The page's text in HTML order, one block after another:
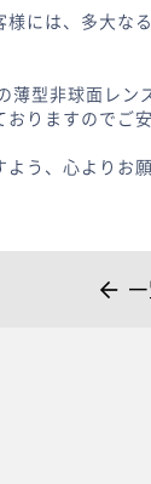
には、多大な
型非球面レン
りますのでご安
う、心よりお